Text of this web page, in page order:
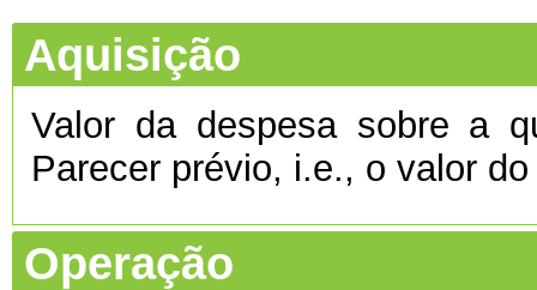
Aquisição
Valor da despesa sobre a
Parecer prévio, i.e., o valor
Operação